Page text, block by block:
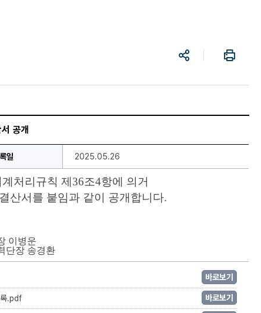
공
프
린
공개
일 2025.05.26
처리규칙 제36조4항에 의거
산서를 붙임과 같이 공개합니다.
이병운
단장 송경환
바로보기
록.pdf 바로보기